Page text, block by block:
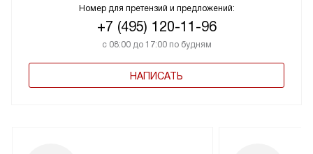
Номер для претензий и предложений:
+7 (495) 120-11-96
с 08:00 до 17:00 по будням
НАПИСАТЬ